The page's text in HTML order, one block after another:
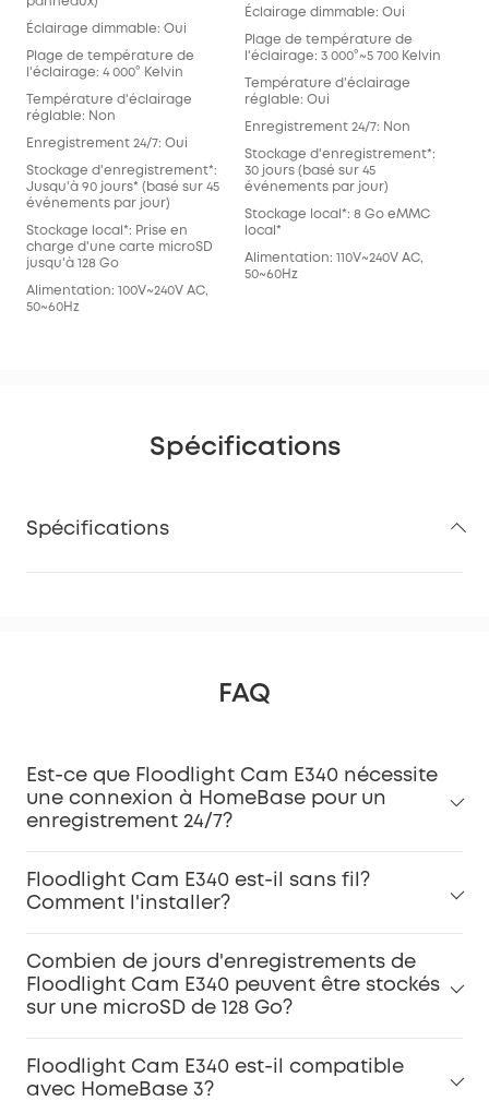
Éclairage dimmable: Oui
Plage de température de
l'éclairage: 4 000° Kelvin
Température d'éclairage
réglable: Non
Enregistrement 24/7: Oui
Stockage d'enregistrement*:
Jusqu'à 90 jours* (basé sur 45
événements par jour)
Stockage local*: Prise en
charge d'une carte microSD
jusqu'à 128 Go
Alimentation: 100V~240V AC,
50~60Hz
Éclairage dimmable: Oui
Plage de température de
l'éclairage: 3 000°~5 700 Kelvin
Température d'éclairage
réglable: Oui
Enregistrement 24/7: Non
Stockage d'enregistrement*:
30 jours (basé sur 45
événements par jour)
Stockage local*: 8 Go eMMC
local*
Alimentation: 110V~240V AC,
50~60Hz
Spécifications
Spécifications
FAQ
Est-ce que Floodlight Cam E340 nécessite
une connexion à HomeBase pour un
enregistrement 24/7?
Floodlight Cam E340 est-il sans fil?
Comment l'installer?
Combien de jours d'enregistrements de
Floodlight Cam E340 peuvent être stockés
sur une microSD de 128 Go?
Floodlight Cam E340 est-il compatible
avec HomeBase 3?